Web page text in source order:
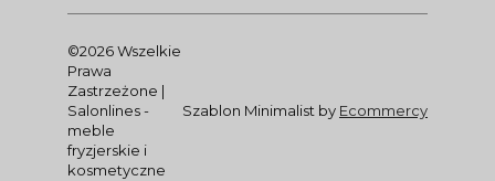
©2026 Wszelkie
Prawa
Zastrzeżone |
Salonlines -
meble
fryzjerskie i
kosmetyczne
Szablon Minimalist by Ecommercy